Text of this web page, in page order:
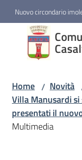
Vai al contenuto
Vai alla navigazione
Vai al footer
Nuovo circondario
Comune
Amministrazione
Novità
Menu selezionato
Home / Novità
Villa Manusardi
presentati il
Multimedia